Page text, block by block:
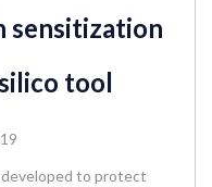
sensitization
tool
to protect